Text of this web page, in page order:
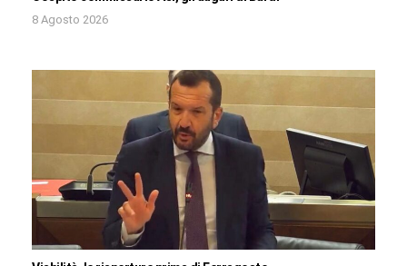
8 Agosto 2026